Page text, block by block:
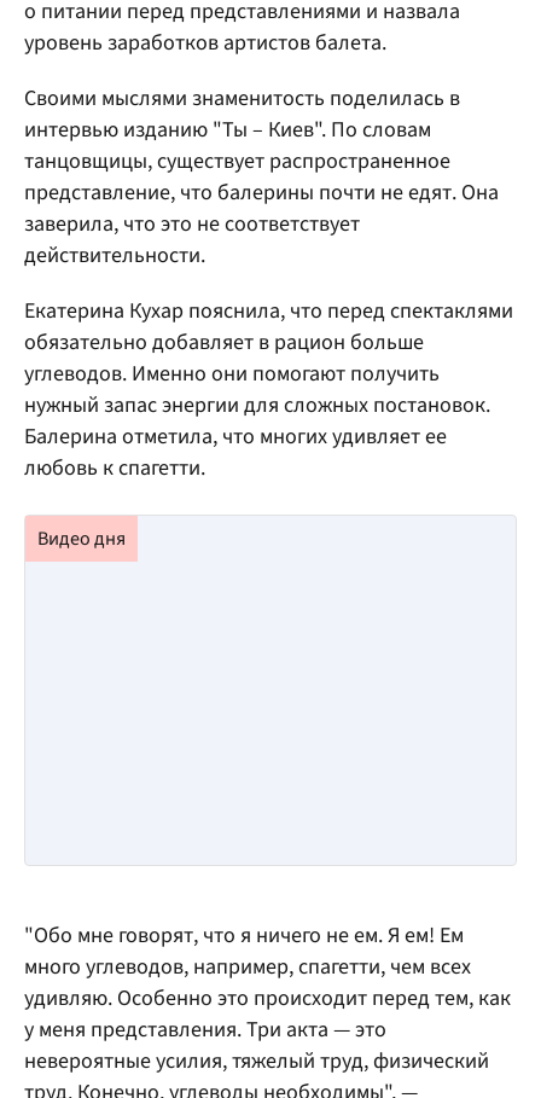
о питании перед представлениями и назвала
уровень заработков артистов балета.
Своими мыслями знаменитость поделилась в
интервью изданию "Ты – Киев". По словам
танцовщицы, существует распространенное
представление, что балерины почти не едят. Она
заверила, что это не соответствует
действительности.
Екатерина Кухар пояснила, что перед спектаклями
обязательно добавляет в рацион больше
углеводов. Именно они помогают получить
нужный запас энергии для сложных постановок.
Балерина отметила, что многих удивляет ее
любовь к спагетти.
"Обо мне говорят, что я ничего не ем. Я ем! Ем
много углеводов, например, спагетти, чем всех
удивляю. Особенно это происходит перед тем, как
у меня представления. Три акта — это
невероятные усилия, тяжелый труд, физический